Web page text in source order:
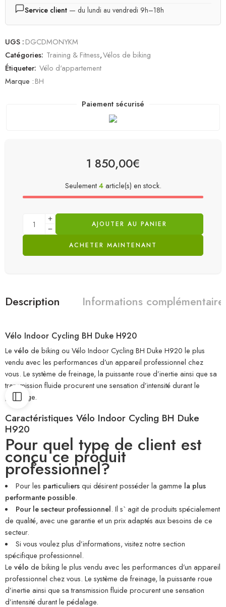
Service client — du lundi au vendredi 9h–18h
UGS :DGCDMONYKM
Catégories: Training & Fitness,Vélos de biking
Étiqueter: Vélo d'appartement
Marque :BH
Paiement sécurisé
1 850,00€
Seulement4article(s) en stock.
AJOUTER AU PANIER
ACHETER MAINTENANT
Description Informations
Vélo Indoor Cycling BH Duke H920
Le vélo de biking ou Vélo Indoor Cycling BH Duke H920 le plus
vendu avec les performances d’un appareil professionnel chez
vous. Le système de freinage, la puissante roue d’inertie ainsi que sa
transmission fluide procurent une sensation d’intensité durant le
pédalage.
Caractéristiques Vélo Indoor Cycling BH Duke
H920
Pour quel type de client est
conçu ce produit
professionnel?
Pour les particuliersqui désirent posséder la gamme la plus
performante possible.
Pour le secteur professionnel. Il s` agit de produits spécialement
de qualité, avec une garantie et un prix adaptés aux besoins de ce
secteur.
Si vous voulez plus d’informations, visitez notre section
spécifique professionnel.
Le vélo de biking le plus vendu avec les performances d’un appareil
professionnel chez vous. Le système de freinage, la puissante roue
d’inertie ainsi que sa transmission fluide procurent une sensation
d’intensité durant le pédalage.